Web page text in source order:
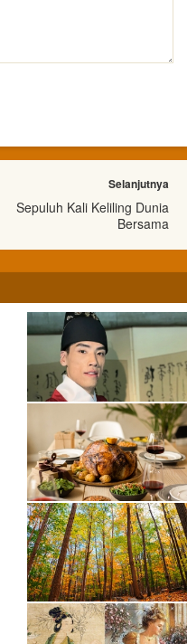
Selanjutnya
Sepuluh Kali Keliling Dunia
Bersama